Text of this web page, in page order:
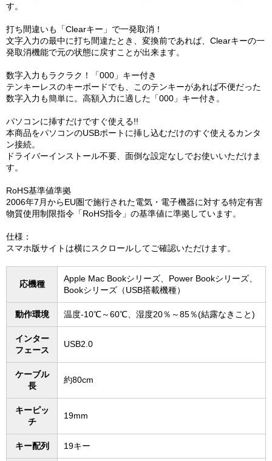
す。
打ち間違いも「Clearキー」で一発取消！
文字入力の最中に打ち間違たとき、変換前であれば、Clearキーの一
発取消機能で元の状態に戻すことが出来ます。
数字入力もラクラク！「000」キー付き
テンキーレスのキーボードでも、このテンキーがあれば不便だった
数字入力も簡単に。高額入力に適した「000」キー付き。
パソコンに挿すだけですぐ使える!!
本商品をパソコンのUSBポートに挿し込むだけのすぐ使えるカンタ
ン接続。
ドライバーインストール不要、面倒な設定なしでお使いいただけま
す。
RoHS基準値準拠
2006年7月からEU圏で施行された電気・電子機器に対する特定有害
物質使用制限指令「RoHS指令」の基準値に準拠しています。
仕様：
スマホ版サイトは横にスクロールしてご確認いただけます。
応機種
Apple Mac Bookシリーズ、Power Bookシリーズ、
Bookシリーズ（USB搭載機種）
動作環境 温度-10℃～60℃、湿度20％～85％(結露なきこと)
インター
フェース
USB2.0
ケーブル
長
約80cm
キーピッ
チ
19mm
キー配列 19キー